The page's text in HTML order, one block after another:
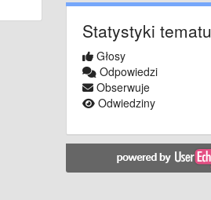
Statystyki tematu
Głosy
Odpowiedzi
Obserwuje
Odwiedziny